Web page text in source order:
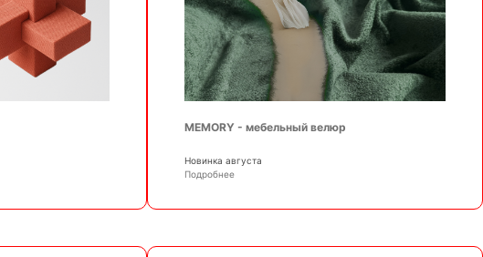
MEMORY - мебельный велюр
Новинка августа
Подробнее